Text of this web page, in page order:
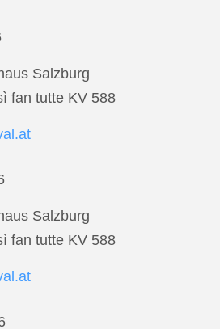
Salzburg
fan tutte KV 588
Salzburg
fan tutte KV 588